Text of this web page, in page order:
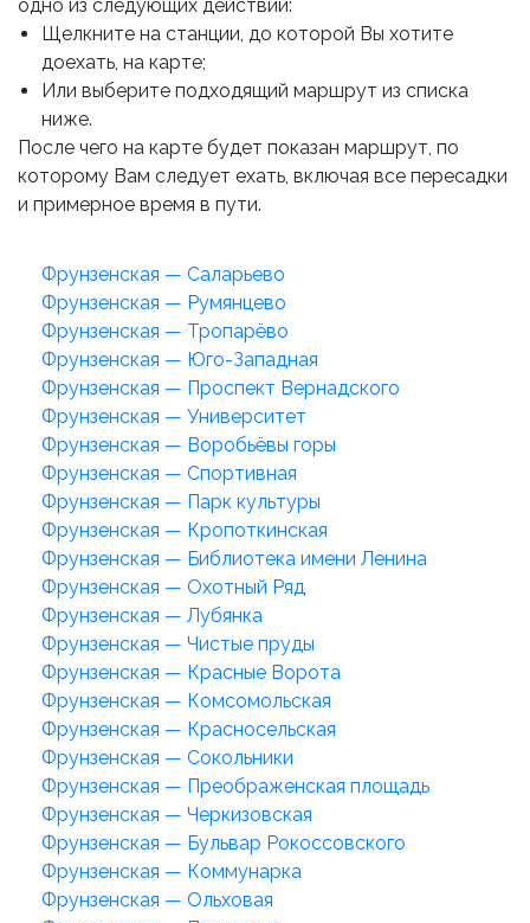
одно из следующих действий:
Щелкните на станции, до которой Вы хотите
доехать, на карте;
Или выберите подходящий маршрут из списка
ниже.
После чего на карте будет показан маршрут, по
которому Вам следует ехать, включая все пересадки
и примерное время в пути.
Фрунзенская — Саларьево
Фрунзенская — Румянцево
Фрунзенская — Тропарёво
Фрунзенская — Юго-Западная
Фрунзенская — Проспект Вернадского
Фрунзенская — Университет
Фрунзенская — Воробьёвы горы
Фрунзенская — Спортивная
Фрунзенская — Парк культуры
Фрунзенская — Кропоткинская
Фрунзенская — Библиотека имени Ленина
Фрунзенская — Охотный Ряд
Фрунзенская — Лубянка
Фрунзенская — Чистые пруды
Фрунзенская — Красные Ворота
Фрунзенская — Комсомольская
Фрунзенская — Красносельская
Фрунзенская — Сокольники
Фрунзенская — Преображенская площадь
Фрунзенская — Черкизовская
Фрунзенская — Бульвар Рокоссовского
Фрунзенская — Коммунарка
Фрунзенская — Ольховая